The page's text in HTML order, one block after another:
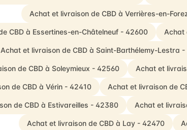
Achat et livraison de CBD à Verrières-en-
CBD à Essertines-en-Châtelneuf - 42600 Achat
Achat et livraison de CBD à Saint-Barthélemy-Lestra -
de CBD à Soleymieux - 42560 Achat et
de CBD à Vérin - 42410 Achat et livraison de
de CBD à Estivareilles - 42380 Achat et
Achat et livraison de CBD à Lay - 42470